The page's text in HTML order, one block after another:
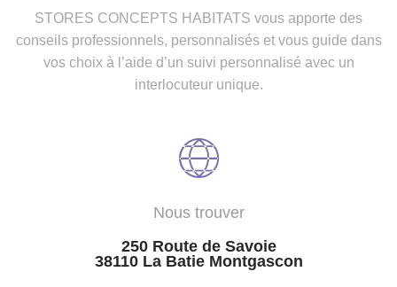
STORES CONCEPTS HABITATS vous apporte des
conseils professionnels, personnalisés et vous guide dans
vos choix à l’aide d’un suivi personnalisé avec un
interlocuteur unique.
Nous trouver
250 Route de Savoie
38110 La Batie Montgascon